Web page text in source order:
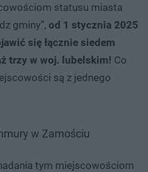
statusu miasta
gminy”, od 1 stycznia 2025
się łącznie siedem
trzy w woj. lubelskim! Co
są z jednego
w Zamościu
tym miejscowościom